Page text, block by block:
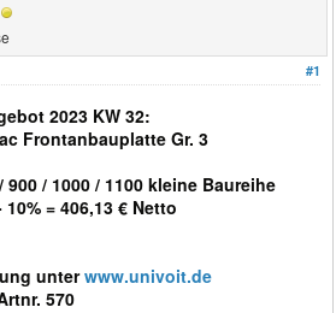
#1
2023 KW 32:
Frontanbauplatte Gr. 3
900 / 1000 / 1100 kleine Baureihe
= 406,13 € Netto
unterwww.univoit.de
570